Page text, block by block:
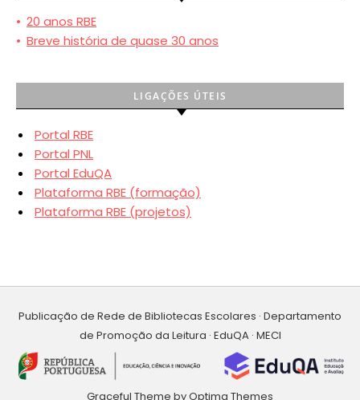
• 20 anos RBE
• Breve história de quase 30 anos
LIGAÇÕES ÚTEIS
Portal RBE
Portal PNL
Portal EduQA
Plataforma RBE (formação)
Plataforma RBE (projetos)
Publicação de Rede de Bibliotecas Escolares · Departamento
de Promoção da Leitura · EduQA · MECI
Graceful Theme byOptima Themes